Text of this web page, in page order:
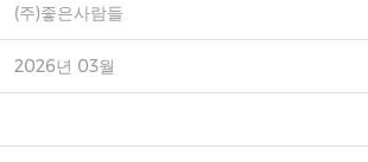
(주)좋은사람들
2026년 03월